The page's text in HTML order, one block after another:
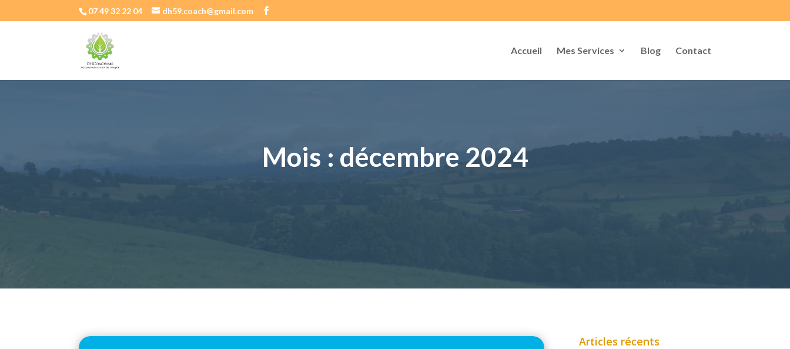
07 49 32 22 04 dh59.coach@gmail.com
Accueil Mes Services Blog Contact
Mois : décembre 2024
Articles récents